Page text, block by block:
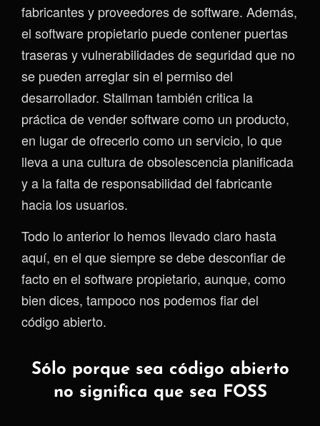
fabricantes y proveedores de software. Además,
el software propietario puede contener puertas
traseras y vulnerabilidades de seguridad que no
se pueden arreglar sin el permiso del
desarrollador. Stallman también critica la
práctica de vender software como un producto,
en lugar de ofrecerlo como un servicio, lo que
lleva a una cultura de obsolescencia planificada
y a la falta de responsabilidad del fabricante
hacia los usuarios.
Todo lo anterior lo hemos llevado claro hasta
aquí, en el que siempre se debe desconfiar de
facto en el software propietario, aunque, como
bien dices, tampoco nos podemos fiar del
código abierto.
Sólo porque sea código abierto
no significa que sea FOSS